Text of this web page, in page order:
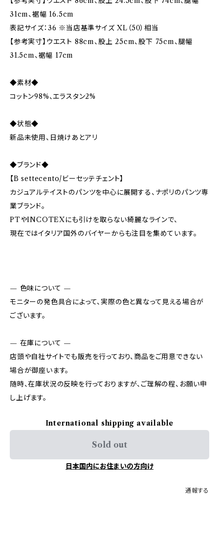
31cm、裾幅 16.5cm
表記サイズ：36 ※当店基準サイズ XL（50）相当
【参考実寸】ウエスト 88cm、股上 25cm、股下 75cm、腿幅
31.5cm、裾幅 17cm
◆素材◆
コットン98%、エラスタン2%
◆状態◆
新品未使用、日焼けあとアリ
◆ブランド◆
【B settecento/ビーセッテチェント】
カジュアルテイストのパンツを中心に展開する、ナポリのパンツ専
業ブランド。
PTやINCOTEXにも引けを取らない綺麗なラインで、
現在ではイタリア国外のバイヤーからも注目を集めています。
— 色味について —
モニターの発色具合によって、実際の色と異なって見える場合が
ございます。
— 在庫について —
店頭や自社サイトでも販売を行っており、商品をご用意できない
場合が御座います。
随時、在庫状況の反映を行っておりますが、ご理解の程、お願い申
し上げます。
International shipping available
Sold out
日本国内にお住まいの方向け
通報する